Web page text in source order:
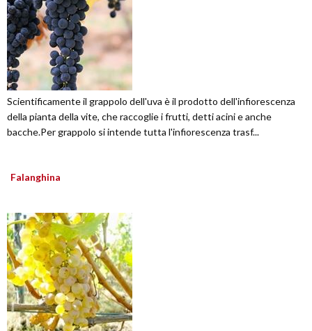
Scientificamente il grappolo dell'uva è il prodotto dell'infiorescenza
della pianta della vite, che raccoglie i frutti, detti acini e anche
bacche.Per grappolo si intende tutta l'infiorescenza trasf...
Falanghina